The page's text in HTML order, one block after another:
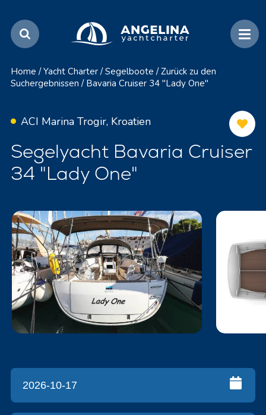
Home / Yacht Charter / Segelboote / Zurück zu den
Suchergebnissen / Bavaria Cruiser 34 "Lady One"
ACI Marina Trogir, Kroatien
Segelyacht Bavaria Cruiser
34 "Lady One"